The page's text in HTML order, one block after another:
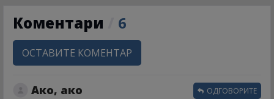
Коментари 6
ОСТАВИТЕ КОМЕНТАР
Ако, ако ОДГОВОРИТЕ